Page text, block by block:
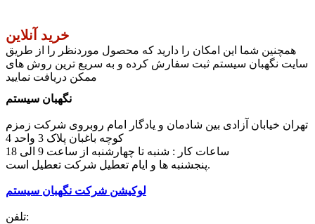
خرید آنلاین
همچنین شما این امکان را دارید که محصول موردنظر را از طریق
سایت نگهبان سیستم ثبت سفارش کرده و به سریع ترین روش های
ممکن دریافت نمایید
نگهبان سیستم
تهران خیابان آزادی بین شادمان و یادگار امام روبروی شرکت زمزم
کوچه باغبان پلاک 3 واحد 4
پنجشنبه ها و ایام تعطیل شرکت تعطیل است.
لوکیشن شرکت نگهبان سیستم
تلفن: